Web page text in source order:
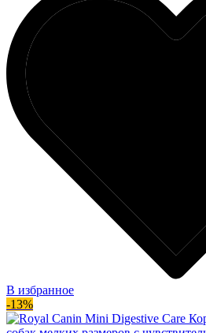
В избранное
-13%